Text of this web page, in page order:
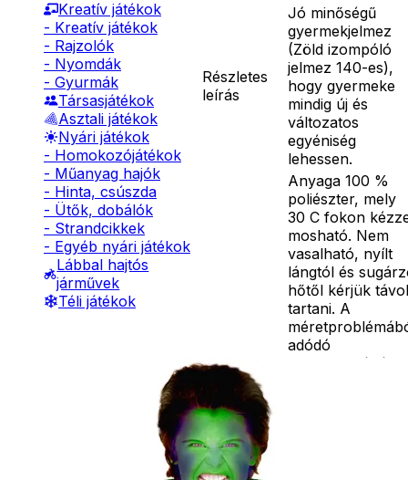
Kreatív játékok
- Kreatív játékok
- Rajzolók
- Nyomdák
- Gyurmák
Társasjátékok
Asztali játékok
Nyári játékok
- Homokozójátékok
- Műanyag hajók
- Hinta, csúszda
- Ütők, dobálók
- Strandcikkek
- Egyéb nyári játékok
Lábbal hajtós
járművek
Téli játékok
Részletes
leírás
Jó minőségű
gyermekjelmez
(Zöld izompóló
jelmez 140-es),
hogy gyermeke
mindig új és
változatos
egyéniség
lehessen.
Anyaga 100 %
poliészter, mely
30 C fokon
mosható. Nem
vasalható, nyílt
lángtól és
hőtől kérjük távol
tartani. A
adódó
jelmezcserénél a